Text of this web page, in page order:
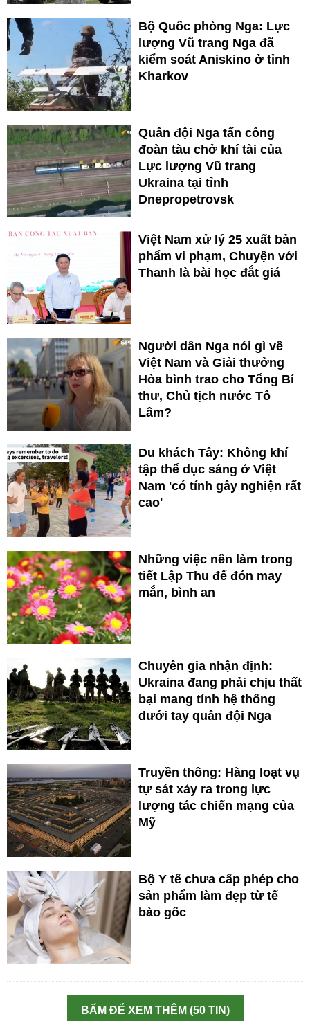
Bộ Quốc phòng Nga: Lực
lượng Vũ trang Nga đã
kiểm soát Aniskino ở tỉnh
Kharkov
Quân đội Nga tấn công
đoàn tàu chở khí tài của
Lực lượng Vũ trang
Ukraina tại tỉnh
Dnepropetrovsk
Việt Nam xử lý 25 xuất bản
phẩm vi phạm, Chuyện với
Thanh là bài học đắt giá
Người dân Nga nói gì về
Việt Nam và Giải thưởng
Hòa bình trao cho Tổng Bí
thư, Chủ tịch nước Tô
Lâm?
Du khách Tây: Không khí
tập thể dục sáng ở Việt
Nam 'có tính gây nghiện rất
cao'
Những việc nên làm trong
tiết Lập Thu để đón may
mắn, bình an
Chuyên gia nhận định:
Ukraina đang phải chịu thất
bại mang tính hệ thống
dưới tay quân đội Nga
Truyền thông: Hàng loạt vụ
tự sát xảy ra trong lực
lượng tác chiến mạng của
Mỹ
Bộ Y tế chưa cấp phép cho
sản phẩm làm đẹp từ tế
bào gốc
BẤM ĐỂ XEM THÊM (50 TIN)